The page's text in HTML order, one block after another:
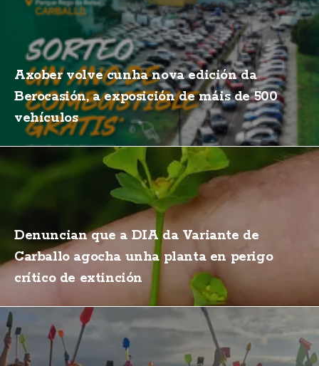
Axober volve cunha nova edición da
Berocasión, a exposición de máis de 500
vehículos
Denuncian que a DIA da Variante de
Carballo agocha unha planta en perigo
crítico de extinción